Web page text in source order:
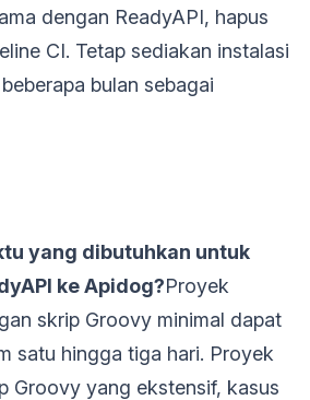
dengan ReadyAPI, hapus
CI. Tetap sediakan instalasi
bulan sebagai
yang dibutuhkan untuk
ke Apidog?Proyek
skrip Groovy minimal dapat
satu hingga tiga hari. Proyek
Groovy yang ekstensif, kasus